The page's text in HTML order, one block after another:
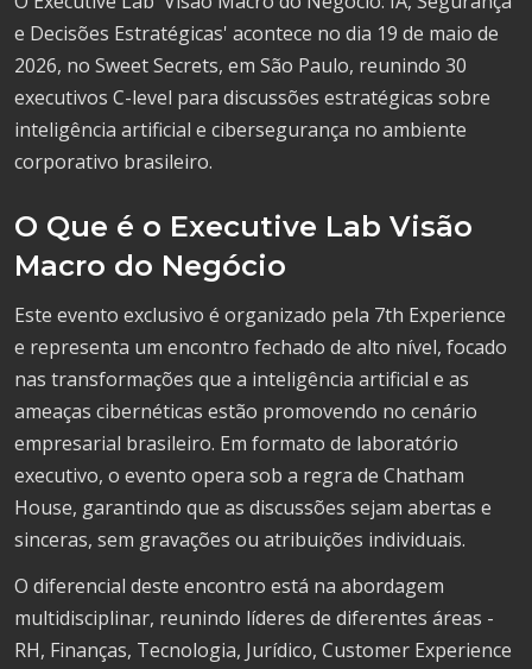
e Decisões Estratégicas' acontece no dia 19 de maio de
2026, no Sweet Secrets, em São Paulo, reunindo 30
executivos C-level para discussões estratégicas sobre
inteligência artificial e cibersegurança no ambiente
corporativo brasileiro.
O Que é o Executive Lab Visão
Macro do Negócio
Este evento exclusivo é organizado pela 7th Experience
e representa um encontro fechado de alto nível, focado
nas transformações que a inteligência artificial e as
ameaças cibernéticas estão promovendo no cenário
empresarial brasileiro. Em formato de laboratório
executivo, o evento opera sob a regra de Chatham
House, garantindo que as discussões sejam abertas e
sinceras, sem gravações ou atribuições individuais.
O diferencial deste encontro está na abordagem
multidisciplinar, reunindo líderes de diferentes áreas -
RH, Finanças, Tecnologia, Jurídico, Customer Experience